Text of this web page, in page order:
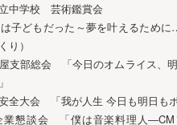
中学校 芸術鑑賞会
子どもだった～夢を叶えるため
り）
支部総会 「今日のオムライス、
全大会 「我が人生 今日も明日も
業懇談会 「僕は音楽料理人